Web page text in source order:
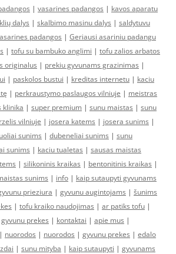
| vasarines padangos | kavos aparatu
dalys | skalbimo masinu dalys | saldytuvu
padangos | Geriausi asariniu padangu
| tofu su bambuko anglimi | tofu zalios arbatos
originalus | prekiu gyvunams grazinimas |
| paskolos bustui | kreditas internetu | kaciu
| perkraustymo paslaugos vilniuje | meistras
klinika | super premium | sunu maistas | sunu
vilniuje | josera katems | josera sunims |
sunims | dubeneliai sunims | sunu
sunims | kaciu tualetas | sausas maistas
| silikoninis kraikas | bentonitinis kraikas |
sunims | info | kaip sutaupyti gyvunams
prieziura | gyvunu augintojams | šunims
| tofu kraiko naudojimas | ar patiks tofu |
gyvunu prekes | kontaktai | apie mus |
| nuorodos | nuorodos | gyvunu prekes | edalo
| sunu mityba | kaip sutaupyti | gyvunams